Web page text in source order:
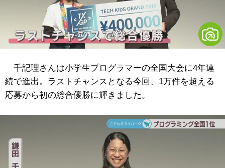
千記理さんは小学生プログラマーの全国大会に4年連
続で進出。ラストチャンスとなる今回、1万件を超える
応募から初の総合優勝に輝きました。